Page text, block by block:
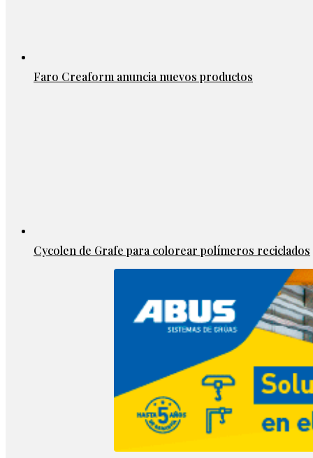
Faro Creaform anuncia nuevos productos
Cycolen de Grafe para colorear polímeros reciclados